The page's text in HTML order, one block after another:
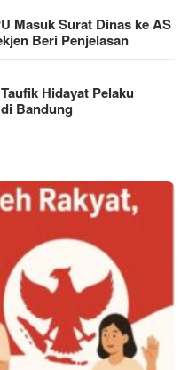
Masuk Surat Dinas ke AS
Beri Penjelasan
Hidayat Pelaku
Bandung